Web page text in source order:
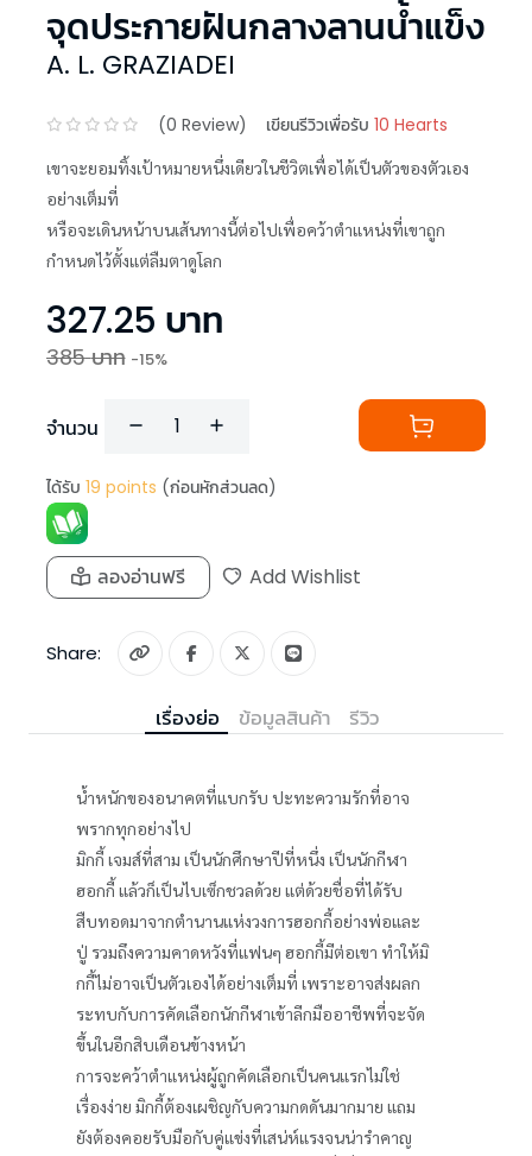
จุดประกายฝันกลางลานน้ำแข็ง
A. L. GRAZIADEI
(0 Review) เขียนรีวิวเพื่อรับ 10 Hearts
เขาจะยอมทิ้งเป้าหมายหนึ่งเดียวในชีวิตเพื่อได้เป็นตัวของตัวเอง
อย่างเต็มที่
หรือจะเดินหน้าบนเส้นทางนี้ต่อไปเพื่อคว้าตำแหน่งที่เขาถูก
กำหนดไว้ตั้งแต่ลืมตาดูโลก
327.25 บาท
385บาท -15%
จำนวน
ได้รับ 19 points (ก่อนหักส่วนลด)
ลองอ่านฟรี Add Wishlist
Share:
เรื่องย่อ ข้อมูลสินค้า รีวิว
น้ำหนักของอนาคตที่แบกรับ ปะทะความรักที่อาจ
พรากทุกอย่างไป
มิกกี้ เจมส์ที่สาม เป็นนักศึกษาปีที่หนึ่ง เป็นนักกีฬา
ฮอกกี้ แล้วก็เป็นไบเซ็กชวลด้วย แต่ด้วยชื่อที่ได้รับ
สืบทอดมาจากตำนานแห่งวงการฮอกกี้อย่างพ่อและ
ปู่ รวมถึงความคาดหวังที่แฟนๆ ฮอกกี้มีต่อเขา ทำให้มิ
กกี้ไม่อาจเป็นตัวเองได้อย่างเต็มที่ เพราะอาจส่งผลก
ระทบกับการคัดเลือกนักกีฬาเข้าลีกมืออาชีพที่จะจัด
ขึ้นในอีกสิบเดือนข้างหน้า
การจะคว้าตำแหน่งผู้ถูกคัดเลือกเป็นคนแรกไม่ใช่
เรื่องง่าย มิกกี้ต้องเผชิญกับความกดดันมากมาย แถม
ยังต้องคอยรับมือกับคู่แข่งที่เสน่ห์แรงจนน่ารำคาญ